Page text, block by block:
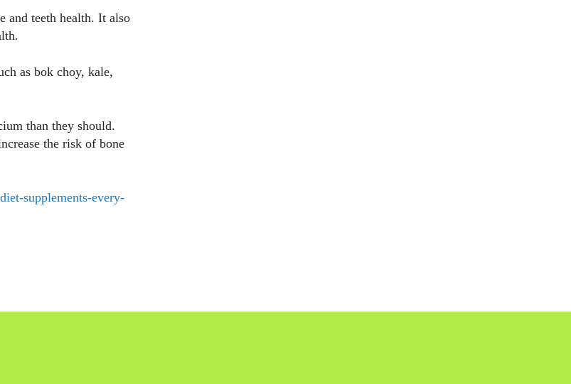
and teeth health. It also
as bok choy, kale,
than they should.
the risk of bone
supplements-every-